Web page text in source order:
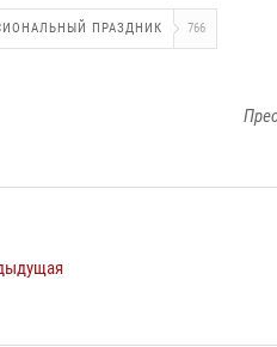
ПРАЗДНИК 766